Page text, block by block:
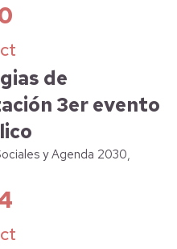
de
3er evento
y Agenda 2030,